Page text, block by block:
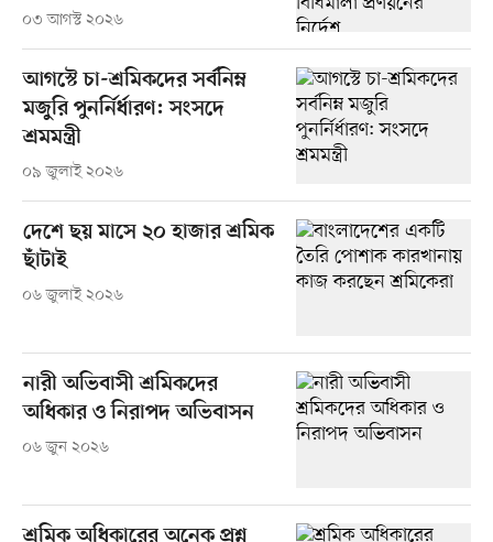
০৩ আগস্ট ২০২৬
আগস্টে চা-শ্রমিকদের সর্বনিম্ন
মজুরি পুনর্নির্ধারণ: সংসদে
শ্রমমন্ত্রী
০৯ জুলাই ২০২৬
দেশে ছয় মাসে ২০ হাজার শ্রমিক
ছাঁটাই
০৬ জুলাই ২০২৬
নারী অভিবাসী শ্রমিকদের
অধিকার ও নিরাপদ অভিবাসন
০৬ জুন ২০২৬